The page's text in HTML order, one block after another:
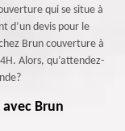
qui se situe à
d’un devis pour le
Brun couverture à
Alors, qu’attendez-
Brun